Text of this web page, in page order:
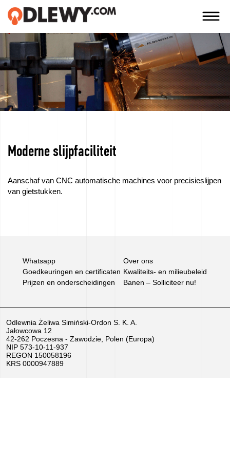
TECHNOLOGIA
-
TRADYCJA
-
JAKOŚĆ
Bedrijf
Technologie
–
Solliciteer
We
verkopen
apparatuur
Moderne slijpfaciliteit
Aanschaf van CNC automatische machines voor precisieslijpen
van gietstukken.
Whatsapp
Over ons
Goedkeuringen en certificaten Kwaliteits- en milieubeleid
Prijzen en onderscheidingen
Banen – Solliciteer nu!
Odlewnia Żeliwa Simiński-Ordon S. K. A.
Jałowcowa 12
42-262 Poczesna - Zawodzie, Polen (Europa)
NIP 573-10-11-937
REGON 150058196
KRS 0000947889